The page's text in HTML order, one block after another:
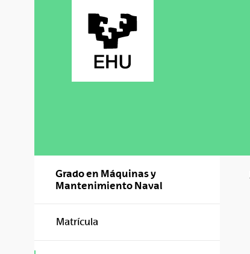
Grado en Máquinas y
Mantenimiento Naval
Matrícula